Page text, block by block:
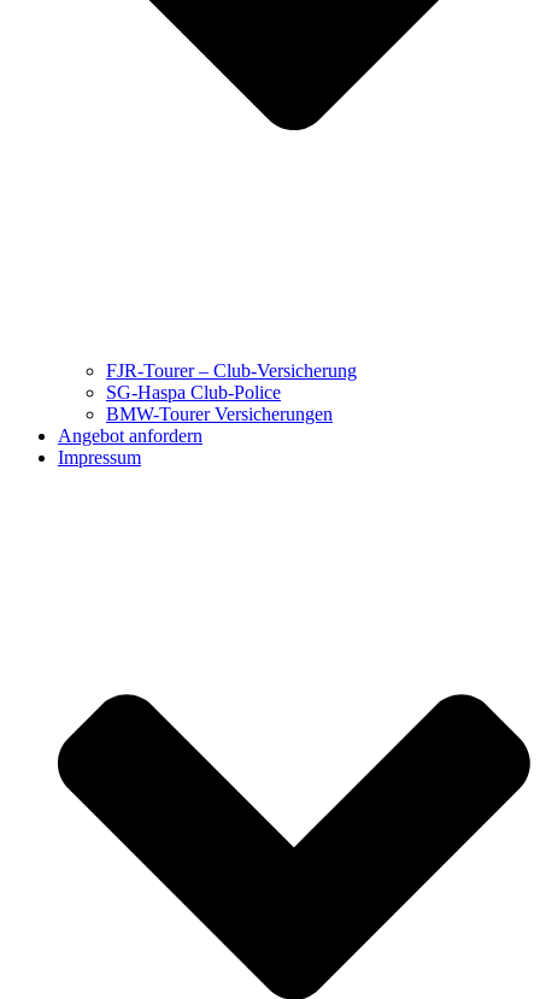
FJR-Tourer – Club-Versicherung
SG-Haspa Club-Police
BMW-Tourer Versicherungen
Angebot anfordern
Impressum